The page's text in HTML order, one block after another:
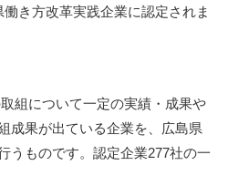
き方改革実践企業に認定されま
組について一定の実績・成果や
成果が出ている企業を、広島県
うものです。認定企業277社の一